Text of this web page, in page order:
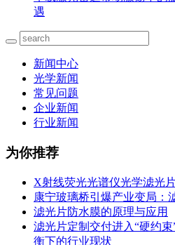
遇
新闻中心
光学新闻
常见问题
企业新闻
行业新闻
为你推荐
X射线荧光光谱仪光学滤光
康宁玻璃桥引爆产业变局：
滤光片防水膜的原理与应用
滤光片定制交付进入“硬约
衡下的行业现状